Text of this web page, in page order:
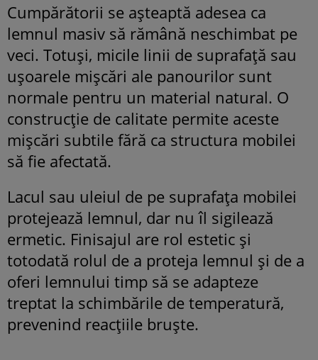
Cumpărătorii se așteaptă adesea ca
lemnul masiv să rămână neschimbat pe
veci. Totuși, micile linii de suprafață sau
ușoarele mișcări ale panourilor sunt
normale pentru un material natural. O
construcție de calitate permite aceste
mișcări subtile fără ca structura mobilei
să fie afectată.
Lacul sau uleiul de pe suprafața mobilei
protejează lemnul, dar nu îl sigilează
ermetic. Finisajul are rol estetic și
totodată rolul de a proteja lemnul și de a
oferi lemnului timp să se adapteze
treptat la schimbările de temperatură,
prevenind reacțiile bruște.